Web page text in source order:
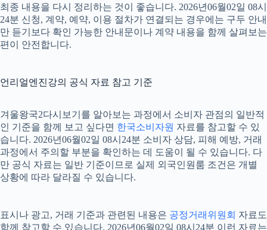
최종 내용을 다시 정리하는 것이 좋습니다. 2026년06월02일 08시
24분 신청, 계약, 예약, 이용 절차가 연결되는 경우에는 구두 안내
만 듣기보다 확인 가능한 안내문이나 계약 내용을 함께 살펴보는
편이 안전합니다.
언리얼엔진강의 공식 자료 참고 기준
겨울왕국2다시보기를 알아보는 과정에서 소비자 관점의 일반적
인 기준을 함께 보고 싶다면 한국소비자원 자료를 참고할 수 있
습니다. 2026년06월02일 08시24분 소비자 상담, 피해 예방, 거래
과정에서 주의할 부분을 확인하는 데 도움이 될 수 있습니다. 다
만 공식 자료는 일반 기준이므로 실제 외국인원룸 조건은 개별
상황에 따라 달라질 수 있습니다.
표시나 광고, 거래 기준과 관련된 내용은 공정거래위원회 자료도
함께 참고할 수 있습니다. 2026년06월02일 08시24분 이런 자료는